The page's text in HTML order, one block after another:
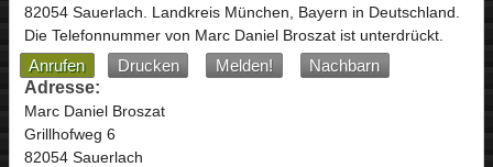
82054 Sauerlach. Landkreis München, Bayern in Deutschland.
Die Telefonnummer von Marc Daniel Broszat ist unterdrückt.
Anrufen Drucken Melden!
Nachbarn
Adresse:
Marc Daniel Broszat
Grillhofweg 6
82054 Sauerlach